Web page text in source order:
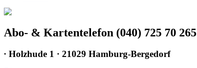
Abo- & Kartentelefon (040) 725 70 265
∙ Holzhude 1 · 21029 Hamburg-Bergedorf